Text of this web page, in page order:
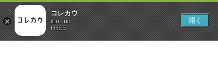
コレカウ
iEnt inc.
FREE
開く